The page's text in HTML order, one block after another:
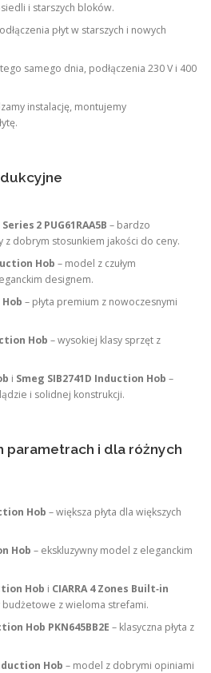
i starszych bloków.
płyt w starszych i nowych
samego dnia, podłączenia 230 V i 400
instalację, montujemy
2 PUG61RAA5B – bardzo
z dobrym stosunkiem jakości do ceny.
Hob – model z czułym
designem.
– płyta premium z nowoczesnymi
Hob – wysokiej klasy sprzęt z
i Smeg SIB2741D Induction Hob –
i solidnej konstrukcji.
parametrach i dla różnych
Hob – większa płyta dla większych
Hob – ekskluzywny model z eleganckim
Hob i CIARRA 4 Zones Built‑in
budżetowe z wieloma strefami.
Hob PKN645BB2E – klasyczna płyta z
Hob – model z dobrymi opiniami